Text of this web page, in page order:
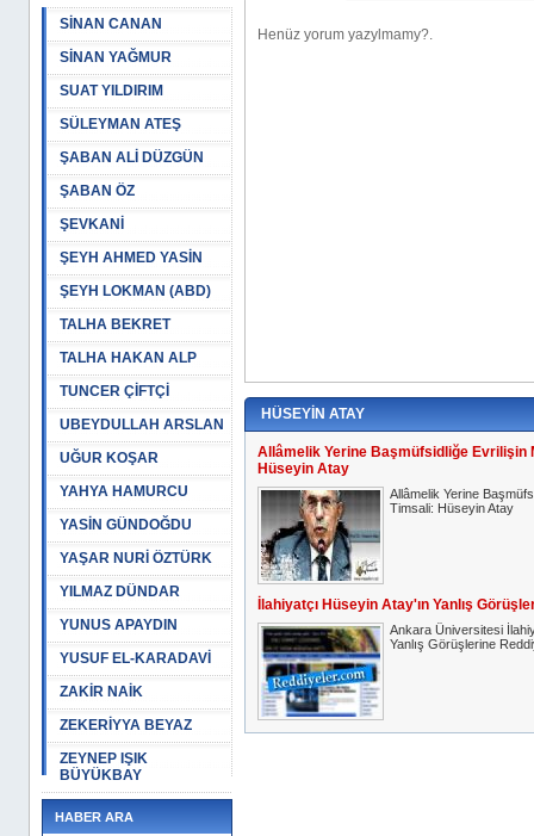
SİNAN CANAN
SİNAN YAĞMUR
SUAT YILDIRIM
SÜLEYMAN ATEŞ
ŞABAN ALİ DÜZGÜN
ŞABAN ÖZ
ŞEVKANİ
ŞEYH AHMED YASİN
ŞEYH LOKMAN (ABD)
TALHA BEKRET
TALHA HAKAN ALP
TUNCER ÇİFTÇİ
UBEYDULLAH ARSLAN
UĞUR KOŞAR
YAHYA HAMURCU
YASİN GÜNDOĞDU
YAŞAR NURİ ÖZTÜRK
YILMAZ DÜNDAR
YUNUS APAYDIN
YUSUF EL-KARADAVİ
ZAKİR NAİK
ZEKERİYYA BEYAZ
ZEYNEP IŞIK
BÜYÜKBAY
HABER ARA
HÜSEYİN ATAY
Allâmelik Yerine Başmüfsidliğe Evrilişin
Hüseyin Atay
Allâmelik Yerine
Timsali: Hüseyin Atay
İlahiyatçı Hüseyin Atay'ın Yanlış
Ankara Üniversitesi
Yanlış Görüşlerine